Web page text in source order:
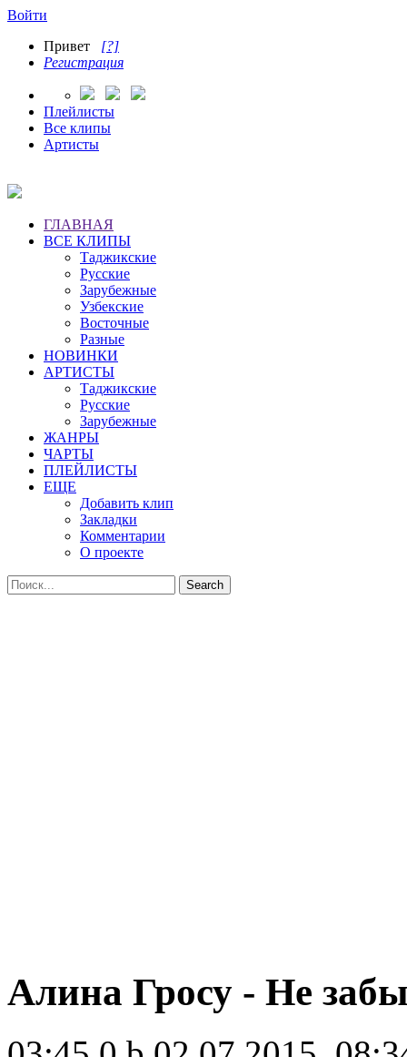
Войти
Привет [?]
Регистрация
Плейлисты
Все клипы
Артисты
ГЛАВНАЯ
ВСЕ КЛИПЫ
Таджикские
Русские
Зарубежные
Узбекские
Восточные
Разные
НОВИНКИ
АРТИСТЫ
Таджикские
Русские
Зарубежные
ЖАНРЫ
ЧАРТЫ
ПЛЕЙЛИСТЫ
ЕЩЕ
Добавить клип
Закладки
Комментарии
О проекте
Алина Гросу - Не